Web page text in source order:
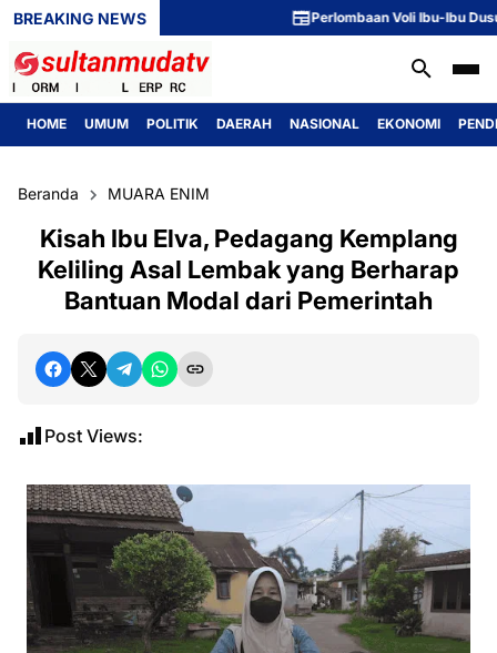
BREAKING NEWS Perlombaan Voli Ibu-Ibu Dusun 1
HOME UMUM POLITIK DAERAH NASIONAL EKONOMI
Beranda MUARA ENIM
Kisah Ibu Elva, Pedagang Kemplang
Keliling Asal Lembak yang Berharap
Bantuan Modal dari Pemerintah
Post Views: